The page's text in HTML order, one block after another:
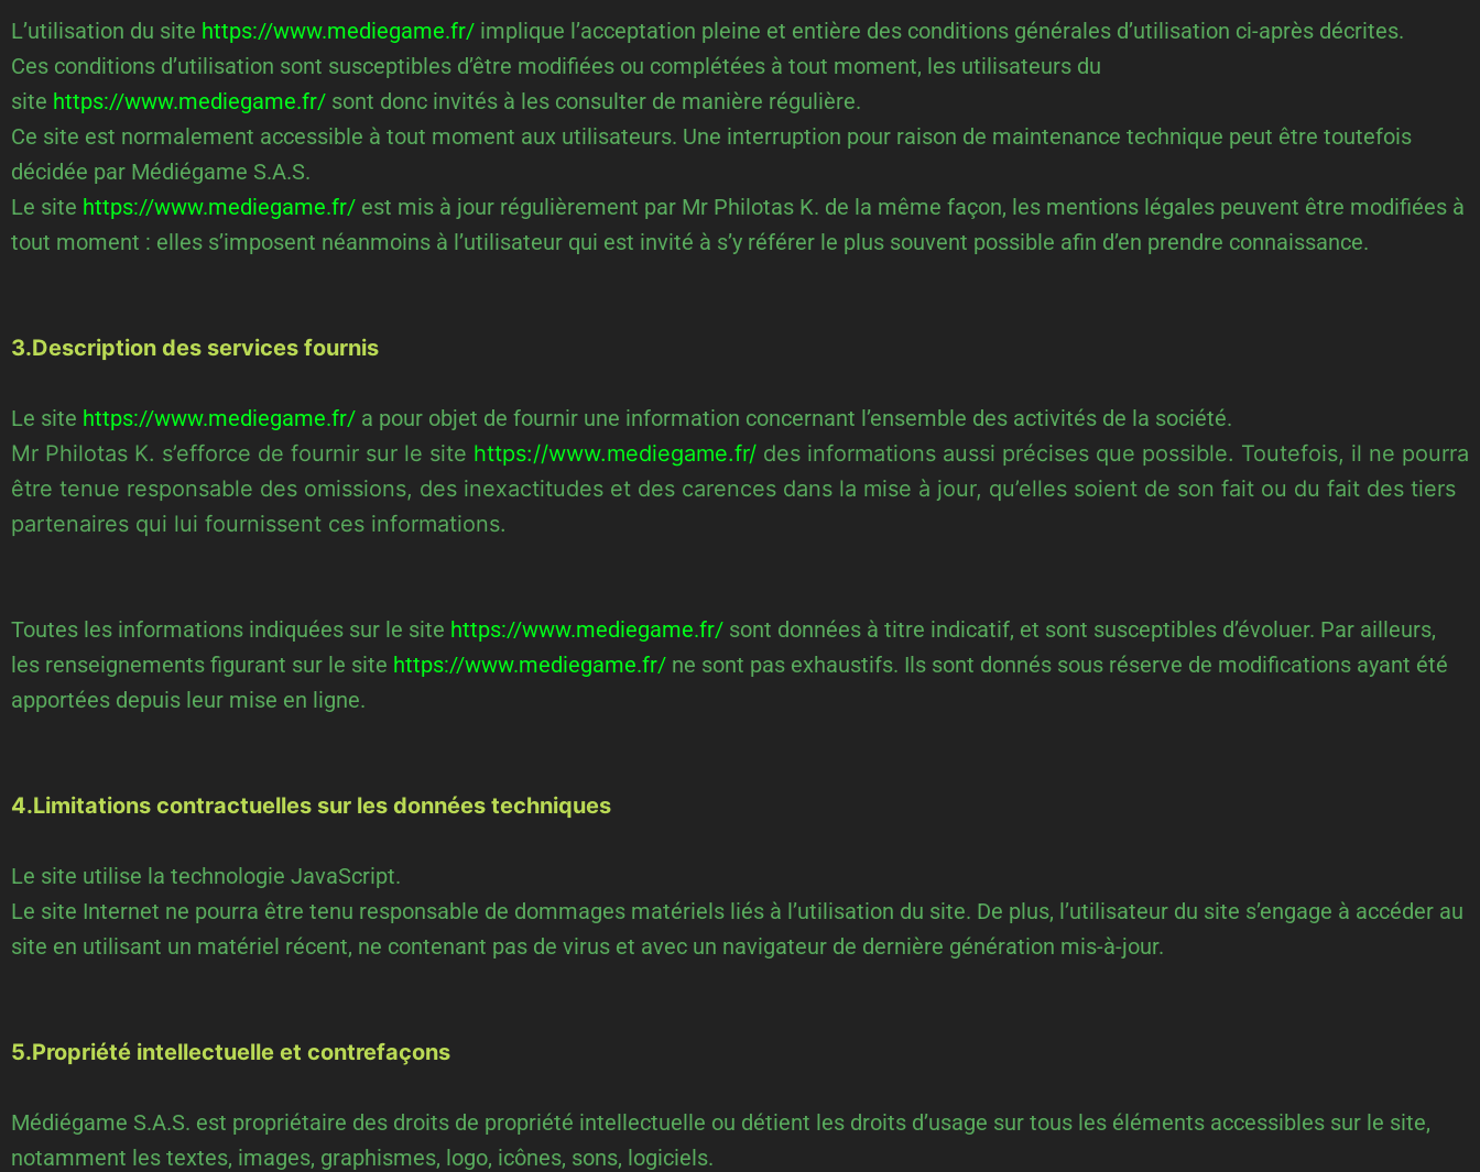
L’utilisation du site https://www.mediegame.fr/ implique l’acceptation pleine et entière des conditions générales d’utilisation ci-après décrites.
Ces conditions d’utilisation sont susceptibles d’être modifiées ou complétées à tout moment, les utilisateurs du
site https://www.mediegame.fr/ sont donc invités à les consulter de manière régulière.
Ce site est normalement accessible à tout moment aux utilisateurs. Une interruption pour raison de maintenance technique peut être toutefois
décidée par Médiégame S.A.S.
Le site https://www.mediegame.fr/ est mis à jour régulièrement par Mr Philotas K. de la même façon, les mentions légales peuvent être modifiées à
tout moment : elles s’imposent néanmoins à l’utilisateur qui est invité à s’y référer le plus souvent possible afin d’en prendre connaissance.
3.Description des services fournis
Le site https://www.mediegame.fr/ a pour objet de fournir une information concernant l’ensemble des activités de la société.
Mr Philotas K. s’efforce de fournir sur le site https://www.mediegame.fr/ des informations aussi précises que possible. Toutefois, il ne pourra
être tenue responsable des omissions, des inexactitudes et des carences dans la mise à jour, qu’elles soient de son fait ou du fait des tiers
partenaires qui lui fournissent ces informations.
Toutes les informations indiquées sur le site https://www.mediegame.fr/ sont données à titre indicatif, et sont susceptibles d’évoluer. Par ailleurs,
les renseignements figurant sur le site https://www.mediegame.fr/ ne sont pas exhaustifs. Ils sont donnés sous réserve de modifications ayant été
apportées depuis leur mise en ligne.
4.Limitations contractuelles sur les données techniques
Le site utilise la technologie JavaScript.
Le site Internet ne pourra être tenu responsable de dommages matériels liés à l’utilisation du site. De plus, l’utilisateur du site s’engage à accéder au
site en utilisant un matériel récent, ne contenant pas de virus et avec un navigateur de dernière génération mis-à-jour.
5.Propriété intellectuelle et contrefaçons
Médiégame S.A.S. est propriétaire des droits de propriété intellectuelle ou détient les droits d’usage sur tous les éléments accessibles sur le site,
notamment les textes, images, graphismes, logo, icônes, sons, logiciels.